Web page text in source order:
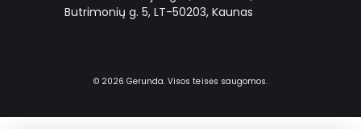
Butrimonių g. 5, LT-50203, Kaunas
© 2026 Gerunda. Visos teisės saugomos.